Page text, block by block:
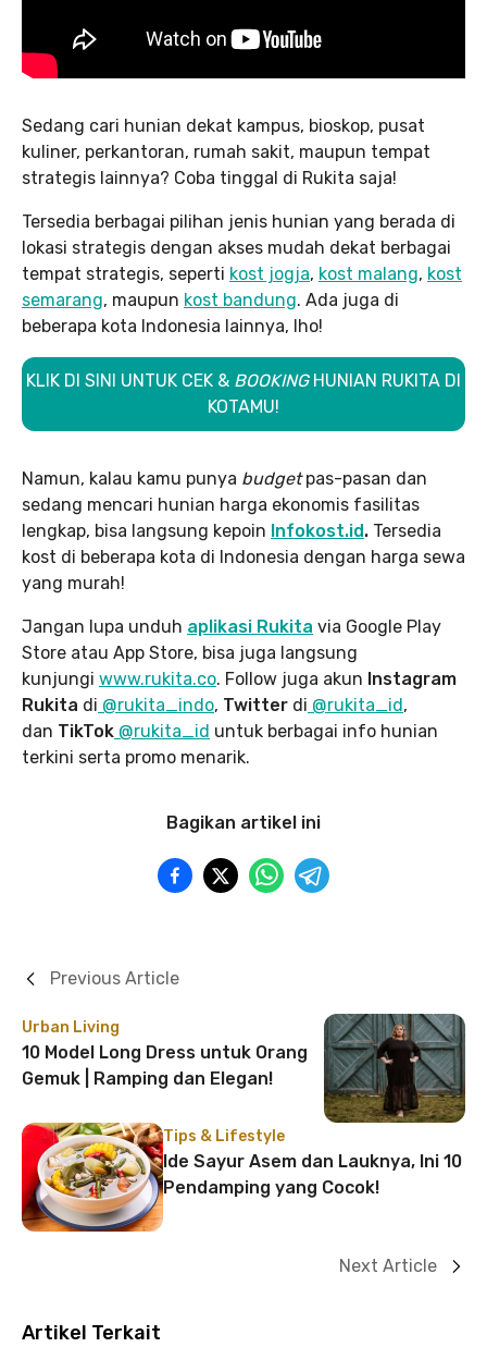
Sedang cari hunian dekat kampus, bioskop, pusat
kuliner, perkantoran, rumah sakit, maupun tempat
strategis lainnya? Coba tinggal di Rukita saja!
Tersedia berbagai pilihan jenis hunian yang berada di
lokasi strategis dengan akses mudah dekat berbagai
tempat strategis, seperti kost jogja, kost malang, kost
semarang, maupun kost bandung. Ada juga di
beberapa kota Indonesia lainnya, lho!
KLIK DI SINI UNTUK CEK & BOOKING HUNIAN RUKITA DI
KOTAMU!
Namun, kalau kamu punya budgetpas-pasan dan
sedang mencari hunian harga ekonomis fasilitas
lengkap, bisa langsung kepoin Infokost.id . Tersedia
kost di beberapa kota di Indonesia dengan harga sewa
yang murah!
Jangan lupa unduh aplikasi Rukita via Google Play
Store atau App Store, bisa juga langsung
kunjungi www.rukita.co. Follow juga akun Instagram
Rukita di @rukita_indo, Twitter di @rukita_id ,
dan TikTok @rukita_id untuk berbagai info hunian
terkini serta promo menarik.
Bagikan artikel ini
Urban Living
10 Model Long Dress untuk Orang
Gemuk | Ramping dan Elegan!
Previous Article
Tips & Lifestyle
Ide Sayur Asem dan Lauknya, Ini 10
Pendamping yang Cocok!
Next Article
Artikel Terkait